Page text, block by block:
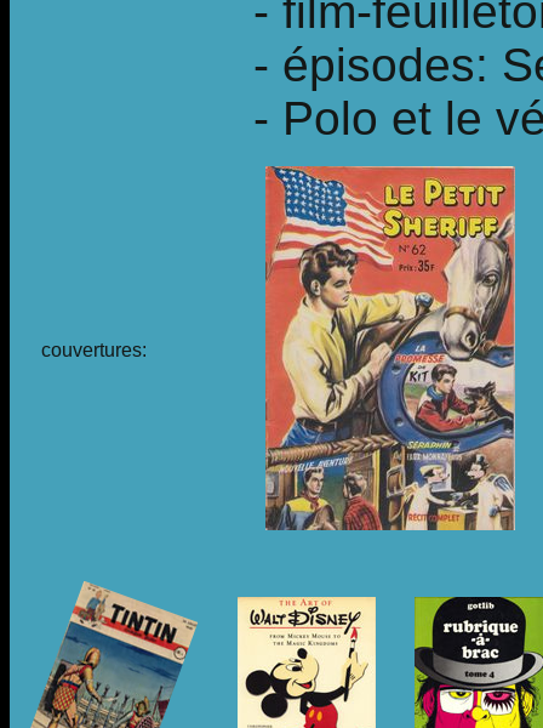
- film-
- épisodes:
- Polo et le
couvertures: